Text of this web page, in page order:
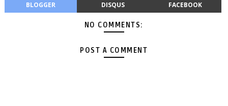
BLOGGER DISQUS FACEBOOK
NO COMMENTS:
POST A COMMENT